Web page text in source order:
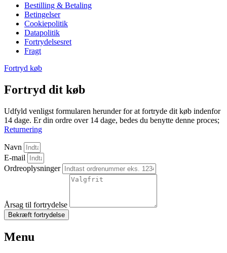
Bestilling & Betaling
Betingelser
Cookiepolitik
Datapolitik
Fortrydelsesret
Fragt
Fortryd køb
Fortryd dit køb
Udfyld venligst formularen herunder for at fortryde dit køb indenfor
14 dage. Er din ordre over 14 dage, bedes du benytte denne proces;
Returnering
Navn
E-mail
Ordreoplysninger
Årsag til fortrydelse
Bekræft fortrydelse
Menu